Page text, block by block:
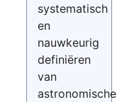
systematisch
en
nauwkeurig
definiëren
van
astronomische